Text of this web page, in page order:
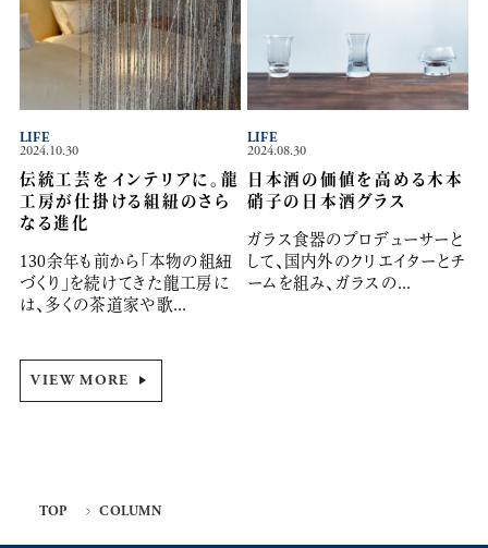
2024.10.30
伝統工芸をインテリアに。龍
工房が仕掛ける組紐のさら
なる進化
130余年も前から「本物の組紐
づくり」を続けてきた龍工房に
は、多くの茶道家や歌...
LIFE
2024.08.30
日本酒の価値を高める木本
硝子の日本酒グラス
ガラス食器のプロデューサーと
して、国内外のクリエイターとチ
ームを組み、ガラスの...
LIFE
VIEW MORE
TOP COLUMN